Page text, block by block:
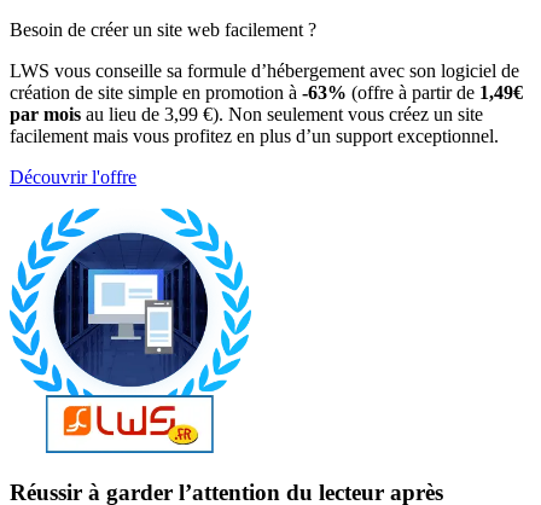
Besoin de créer un site web facilement ?
LWS vous conseille sa formule d’hébergement avec son logiciel de
création de site simple en promotion à -63% (offre à partir de 1,49€
par mois au lieu de 3,99 €). Non seulement vous créez un site
facilement mais vous profitez en plus d’un support exceptionnel.
Découvrir l'offre
Réussir à garder l’attention du lecteur après